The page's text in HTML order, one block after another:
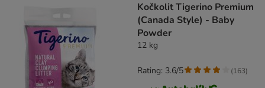
Kočkolit Tigerino Premium
(Canada Style) - Baby
Powder
12 kg
Rating: 3.6/5 (163)